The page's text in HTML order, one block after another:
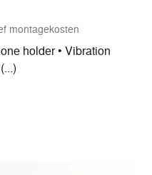
montagekosten
holder • Vibration